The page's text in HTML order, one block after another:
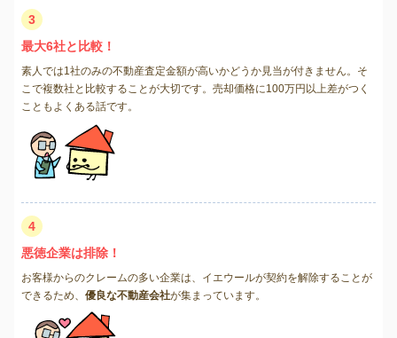
3
最大6社と比較！
素人では1社のみの不動産査定金額が高いかどうか見当が付きません。そ
こで複数社と比較することが大切です。売却価格に100万円以上差がつく
こともよくある話です。
4
悪徳企業は排除！
お客様からのクレームの多い企業は、イエウールが契約を解除することが
できるため、 優良な不動産会社が集まっています。